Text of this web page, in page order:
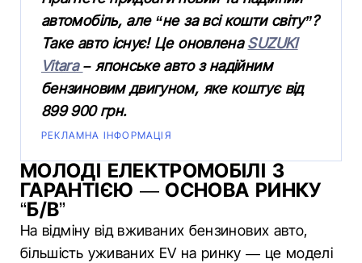
автомобіль, але “не за всі кошти світу”?
Таке авто існує! Це оновленаSUZUKI
Vitara– японське авто з надійним
бензиновим двигуном, яке коштує від
899 900 грн.
РЕКЛАМНА ІНФОРМАЦІЯ
МОЛОДІ ЕЛЕКТРОМОБІЛІ З
ГАРАНТІЄЮ — ОСНОВА РИНКУ
“Б/В”
На відміну від вживаних бензинових авто,
більшість уживаних EV на ринку — це моделі